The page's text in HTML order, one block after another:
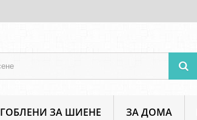
ГОБЛЕНИ ЗА ШИЕНЕ ЗА ДОМА